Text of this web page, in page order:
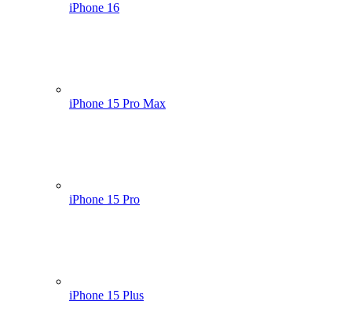
iPhone 16
iPhone 15 Pro Max
iPhone 15 Pro
iPhone 15 Plus